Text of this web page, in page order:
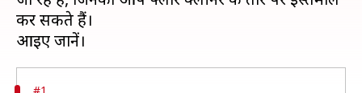
कर सकते हैं।